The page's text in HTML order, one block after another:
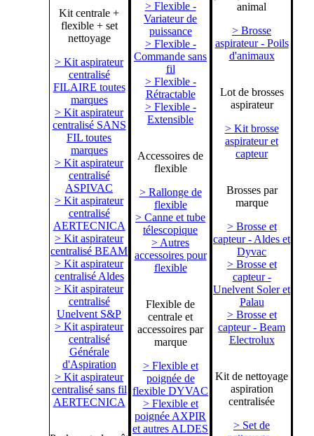
Kit centrale +
flexible + set
nettoyage
> Kit aspirateur
centralisé
FILAIRE toutes
marques
> Kit aspirateur
centralisé SANS
FIL toutes
marques
> Kit aspirateur
centralisé
ASPIVAC
> Kit aspirateur
centralisé
AERTECNICA
> Kit aspirateur
centralisé BEAM
> Kit aspirateur
centralisé Aldes
> Kit aspirateur
centralisé
Unelvent S&P
> Kit aspirateur
centralisé
Générale
d'Aspiration
> Kit aspirateur
centralisé sans fil
AERTECNICA
> Flexible -
Variateur de
puissance
> Flexible -
Commande sans
fil
> Flexible -
Rétractable
> Flexible -
Extensible
Accessoires de
flexible
> Rallonge de
flexible
> Canne et tube
télescopique
> Autres
accessoires pour
flexible
Flexible de
centrale et
accessoires par
marque
> Flexible et
poignée de
flexible DYVAC
> Flexible et
poignée AXPIR
et autres ALDES
animal
> Brosse
aspirateur - Poils
d'animaux
Lot de brosses
aspirateur
> Kit brosse
aspirateur et
capteur
Brosses par
marque
> Brosse et
capteur - Aldes et
Dyvac
> Brosse et
capteur -
Unelvent Soler et
Palau
> Brosse et
capteur - Beam
Electrolux
Kit de nettoyage
aspiration
centralisée
> Set de